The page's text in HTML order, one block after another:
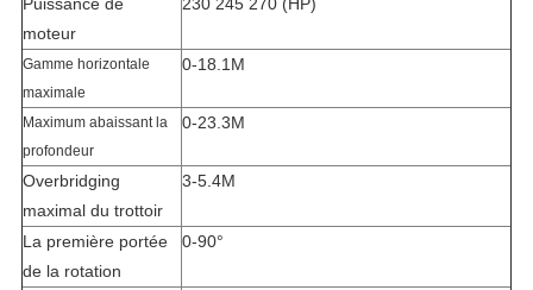
Puissance de
moteur
230 245 270 (HP)
Gamme horizontale
maximale
0-18.1M
Maximum abaissant la
profondeur
0-23.3M
Overbridging
maximal du trottoir
3-5.4M
La première portée
de la rotation
0-90°